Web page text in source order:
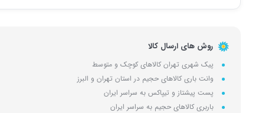
روش های ارسال کالا
پیک شهری تهران کالاهای کوچک و متوسط
وانت باری کالاهای حجیم در استان تهران و البرز
پست پیشتاز و تیپاکس به سراسر ایران
باربری کالاهای حجیم به سراسر ایران